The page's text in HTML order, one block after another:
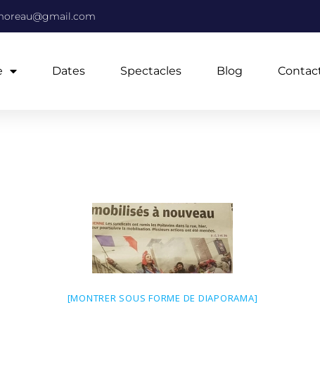
Dates Spectacles Blog
[MONTRER SOUS FORME DE DIAPORAMA]